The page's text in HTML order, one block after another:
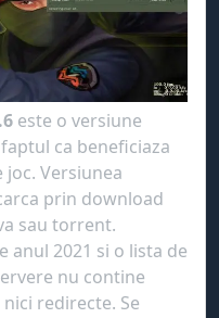
este o versiune
ca beneficiaza
Versiunea
prin download
sau torrent.
anul 2021 si o lista de
nu contine
redirecte. Se